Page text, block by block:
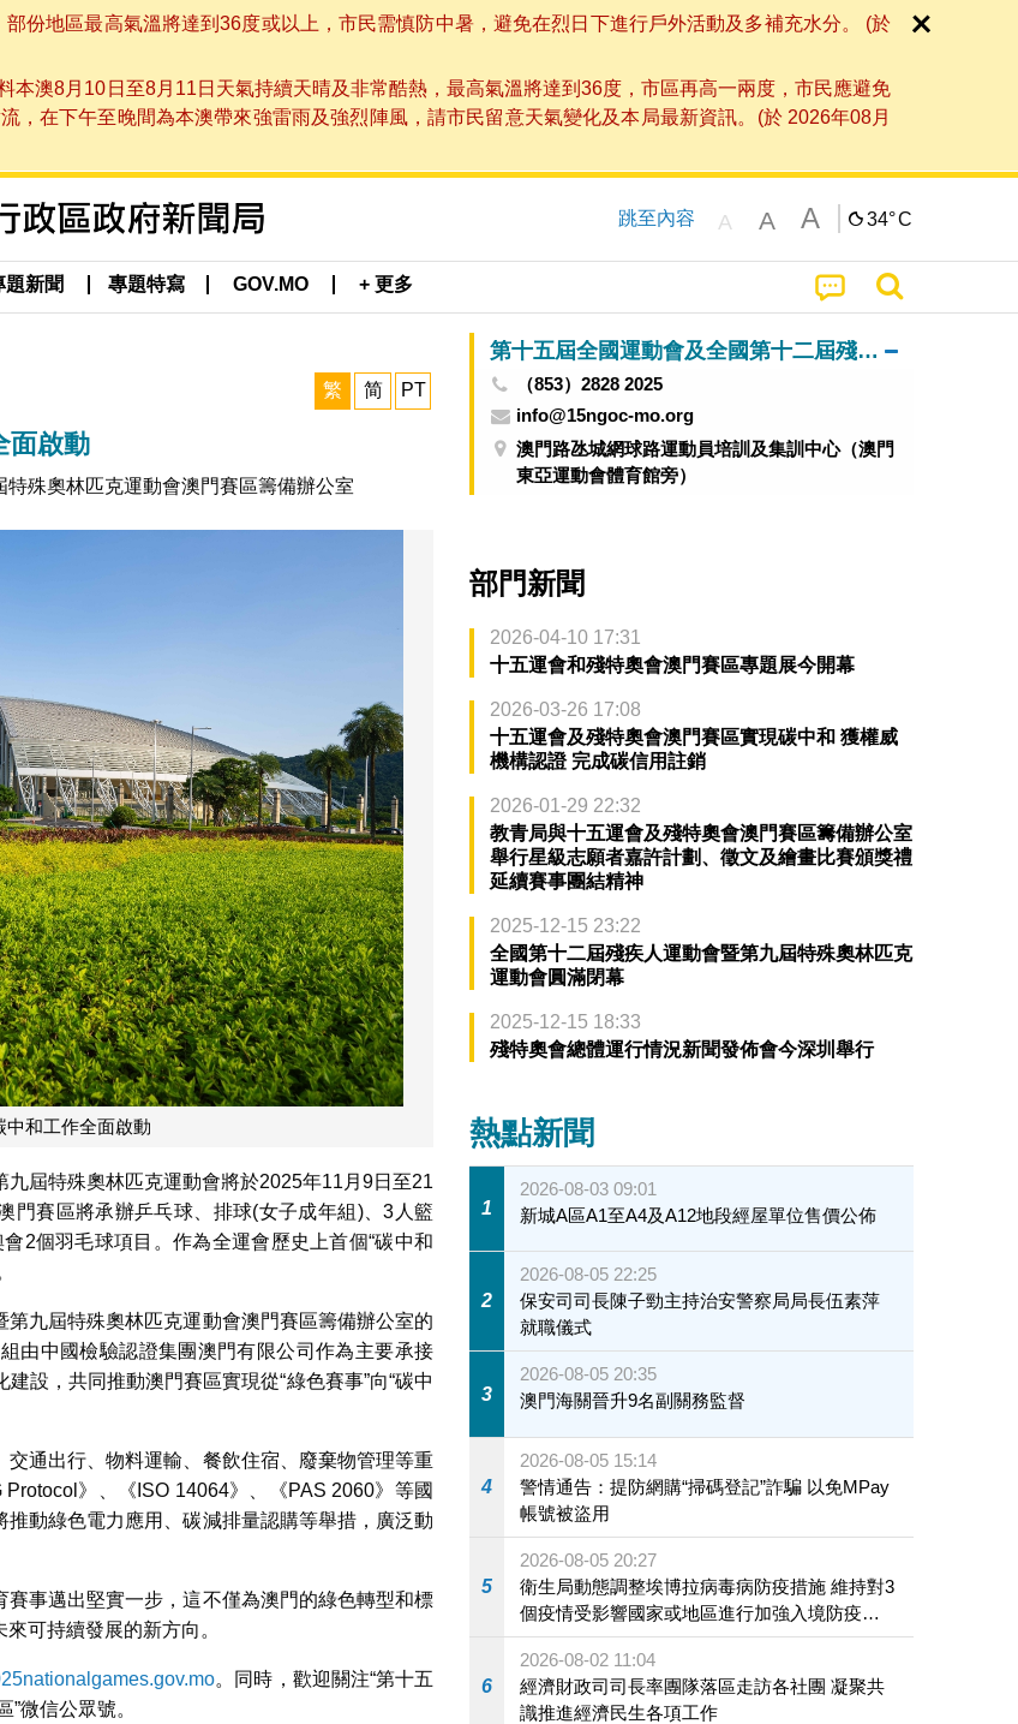
份地區最高氣溫將達到36度或以上，市民需慎防中暑，避免在烈日下進行戶外活動及多補充水分。 (於
本澳8月10日至8月11日天氣持續天晴及非常酷熱，最高氣溫將達到36度，市區再高一兩度，市民應避免
，在下午至晚間為本澳帶來強雷雨及強烈陣風，請市民留意天氣變化及本局最新資訊。(於 2026年08月
跳至內容 A A A 34°C
題新聞 專題特寫 GOV.MO + 更多
繁 简 PT
面啟動
殊奧林匹克運動會澳門賽區籌備辦公室
中和工作全面啟動
屆特殊奧林匹克運動會將於2025年11月9日至21
門賽區將承辦乒乓球、排球(女子成年組)、3人籃
2個羽毛球項目。作為全運會歷史上首個“碳中和
九屆特殊奧林匹克運動會澳門賽區籌備辦公室的
由中國檢驗認證集團澳門有限公司作為主要承接
設，共同推動澳門賽區實現從“綠色賽事”向“碳中
通出行、物料運輸、餐飲住宿、廢棄物管理等重
》、《ISO 14064》、《PAS 2060》等國
動綠色電力應用、碳減排量認購等舉措，廣泛動
事邁出堅實一步，這不僅為澳門的綠色轉型和標
可持續發展的新方向。
。同時，歡迎關注“第十五
微信公眾號。
第十五屆全國運動會及全國第十二屆殘疾人運動會暨第九屆特殊奧林匹克運動會澳門賽區籌備辦公室
（853）2828 2025
info@15ngoc-mo.org
澳門路氹城網球路運動員培訓及集訓中心（澳門
東亞運動會體育館旁）
部門新聞
2026-04-10 17:31
十五運會和殘特奧會澳門賽區專題展今開幕
2026-03-26 17:08
十五運會及殘特奧會澳門賽區實現碳中和 獲權威
機構認證 完成碳信用註銷
2026-01-29 22:32
教青局與十五運會及殘特奧會澳門賽區籌備辦公室
舉行星級志願者嘉許計劃、徵文及繪畫比賽頒獎禮
延續賽事團結精神
2025-12-15 23:22
全國第十二屆殘疾人運動會暨第九屆特殊奧林匹克
運動會圓滿閉幕
2025-12-15 18:33
殘特奧會總體運行情況新聞發佈會今深圳舉行
熱點新聞
1
2026-08-03 09:01
新城A區A1至A4及A12地段經屋單位售價公佈
2
2026-08-05 22:25
保安司司長陳子勁主持治安警察局局長伍素萍
就職儀式
3
2026-08-05 20:35
澳門海關晉升9名副關務監督
4
2026-08-05 15:14
警情通告：提防網購“掃碼登記”詐騙 以免MPay
帳號被盜用
5
2026-08-05 20:27
衛生局動態調整埃博拉病毒病防疫措施 維持對3
個疫情受影響國家或地區進行加強入境防疫措
施
6
2026-08-02 11:04
經濟財政司司長率團隊落區走訪各社團 凝聚共
識推進經濟民生各項工作